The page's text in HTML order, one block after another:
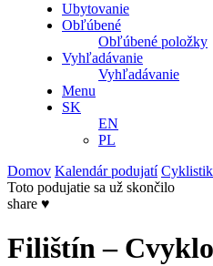
Ubytovanie
Obľúbené
Obľúbené položky
Vyhľadávanie
Vyhľadávanie
Menu
SK
EN
PL
Domov Kalendár podujatí
Toto podujatie sa už skončilo
share ♥
Filištín –